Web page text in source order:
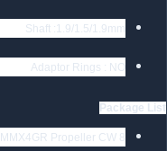
Shaft :1.9/1.5/1.9mm
Adaptor Rings : NO
Package List
8 x DT51MMX4GR Propeller CW